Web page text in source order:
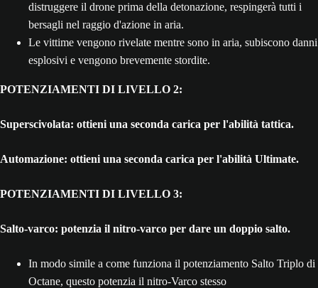
distruggere il drone prima della detonazione, respingerà tutti i
bersagli nel raggio d'azione in aria.
Le vittime vengono rivelate mentre sono in aria, subiscono danni
esplosivi e vengono brevemente stordite.
POTENZIAMENTI DI LIVELLO 2:
Superscivolata: ottieni una seconda carica per l'abilità tattica.
Automazione: ottieni una seconda carica per l'abilità Ultimate.
POTENZIAMENTI DI LIVELLO 3:
Salto-varco: potenzia il nitro-varco per dare un doppio salto.
In modo simile a come funziona il potenziamento Salto Triplo di
Octane, questo potenzia il nitro-Varco stesso